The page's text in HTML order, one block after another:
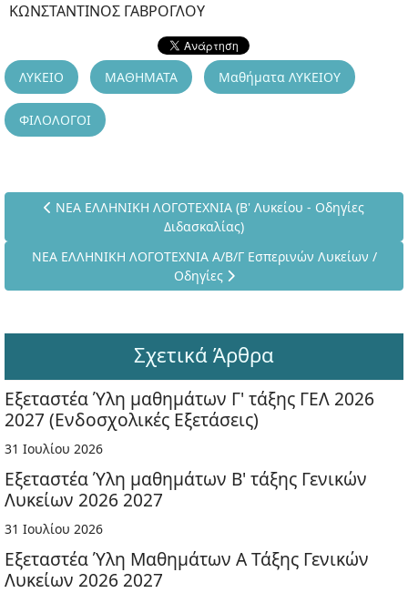
ΚΩΝΣΤΑΝΤΙΝΟΣ ΓΑΒΡΟΓΛΟΥ
ΛΥΚΕΙΟ ΜΑΘΗΜΑΤΑ Μαθήματα ΛΥΚΕΙΟΥ
ΦΙΛΟΛΟΓΟΙ
Προηγούμενο άρθρο: ΝΕΑ ΕΛΛΗΝΙΚΗ ΛΟΓΟΤΕΧΝΙΑ (Β'
ΝΕΑ ΕΛΛΗΝΙΚΗ ΛΟΓΟΤΕΧΝΙΑ (Β' Λυκείου - Οδηγίες
Διδασκαλίας)
Επόμενο άρθρο: ΝΕΑ ΕΛΛΗΝΙΚΗ ΛΟΓΟΤΕΧΝΙΑ Α/Β/Γ
ΝΕΑ ΕΛΛΗΝΙΚΗ ΛΟΓΟΤΕΧΝΙΑ Α/Β/Γ Εσπερινών Λυκείων /
Οδηγίες
Σχετικά Άρθρα
Εξεταστέα Ύλη μαθημάτων Γ' τάξης ΓΕΛ 2026
2027 (Ενδοσχολικές Εξετάσεις)
31 Ιουλίου 2026
Εξεταστέα Ύλη μαθημάτων Β' τάξης Γενικών
Λυκείων 2026 2027
31 Ιουλίου 2026
Εξεταστέα Ύλη Μαθημάτων Α Τάξης Γενικών
Λυκείων 2026 2027